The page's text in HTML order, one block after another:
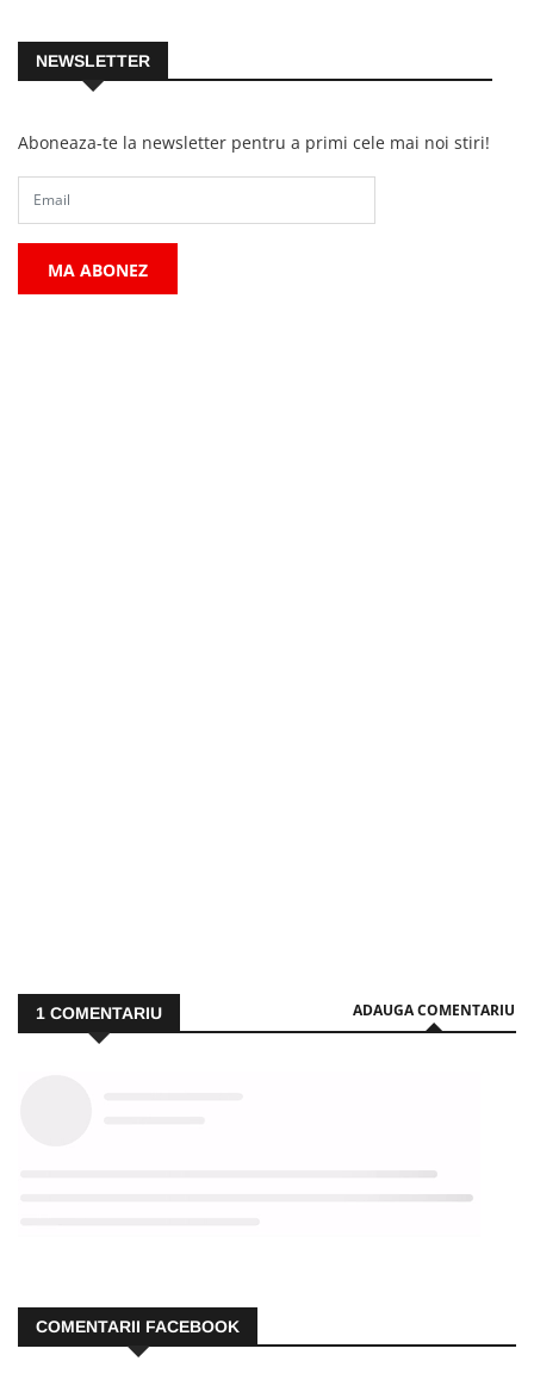
NEWSLETTER
Aboneaza-te la newsletter pentru a primi cele mai noi stiri!
MA ABONEZ
1 COMENTARIU ADAUGA COMENTARIU
COMENTARII FACEBOOK